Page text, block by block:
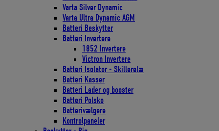
Varta Silver Dynamic
Varta Ultra Dynamic AGM
Batteri Beskytter
Batteri Invertere
1852 Invertere
Victron Invertere
Batteri Isolator - Skillerelæ
Batteri Kasser
Batteri Lader og booster
Batteri Polsko
Batterivælgere
Kontrolpaneler